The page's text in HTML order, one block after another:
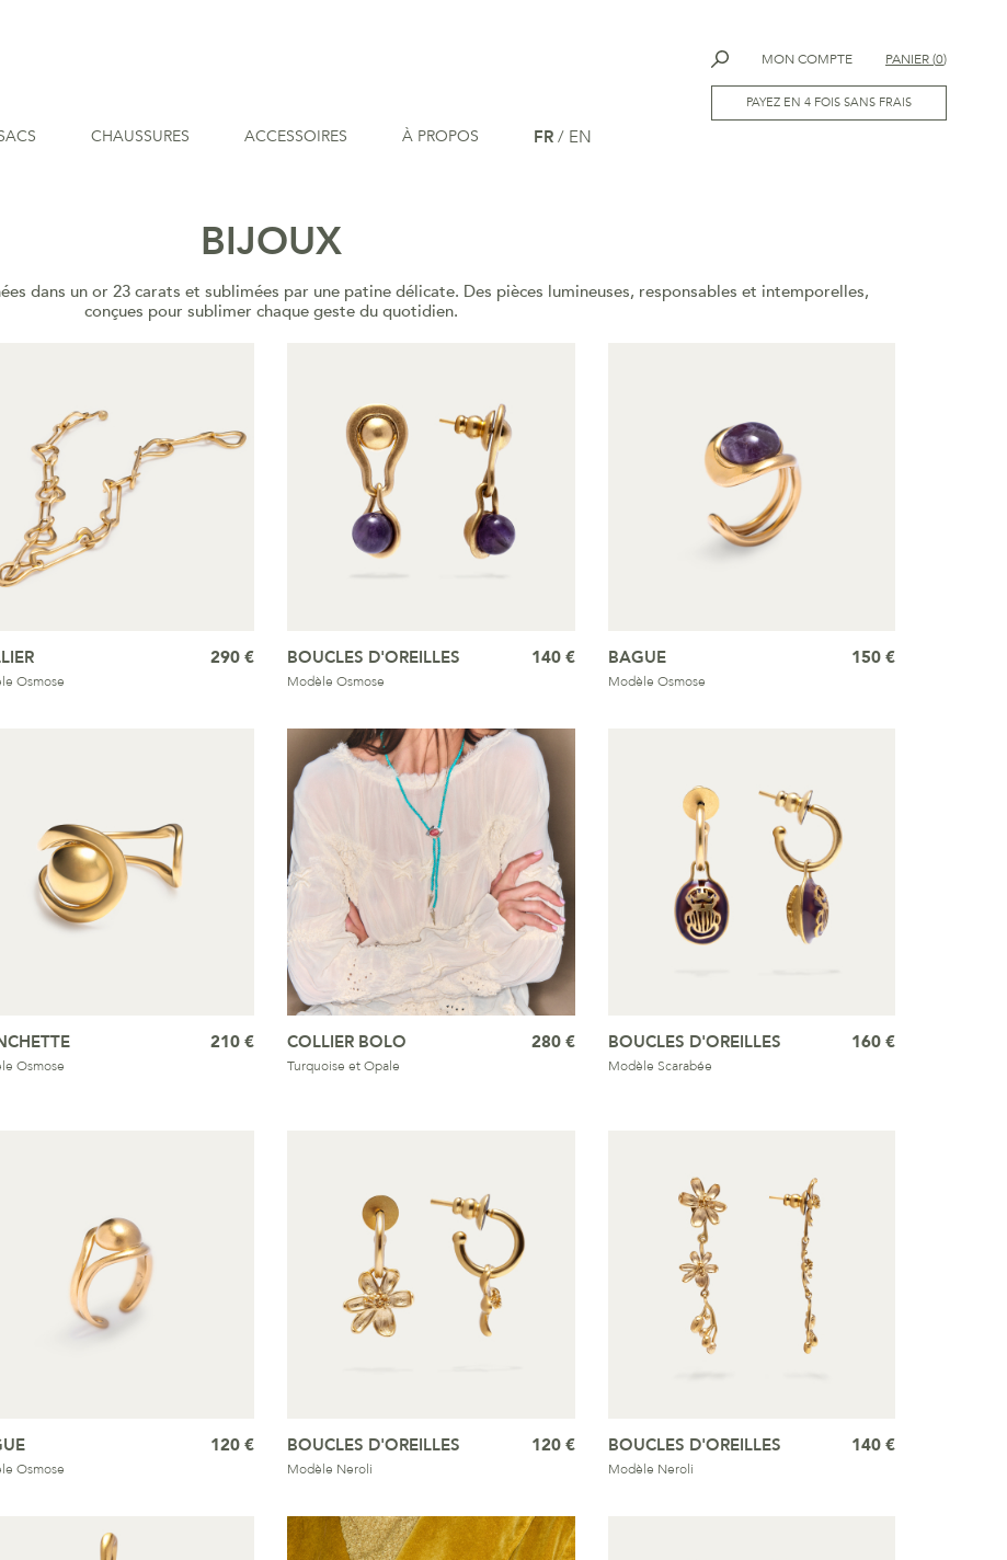
MON COMPTE PANIER(0)
PAYEZ EN 4 FOIS SANS FRAIS
CHAUSSURES ACCESSOIRES À PROPOS FR / EN
BIJOUX
dans un or 23 carats et sublimées par une patine délicate. Des pièces lumineuses, responsables et intemporelles,
conçues pour sublimer chaque geste du quotidien.
Osmose
290 € BOUCLES D'OREILLES
Modèle Osmose
140 € BAGUE
Modèle Osmose
150 €
Osmose
210 € COLLIER BOLO
Turquoise et Opale
280 € BOUCLES D'OREILLES
Modèle Scarabée
160 €
Osmose
120 € BOUCLES D'OREILLES
Modèle Neroli
120 € BOUCLES D'OREILLES
Modèle Neroli
140 €